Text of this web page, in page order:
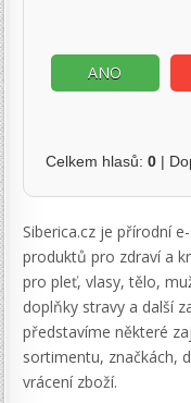
ANO
Celkem hlasů:0 |
Siberica.cz je přírodní
produktů pro zdraví a
pro pleť, vlasy, tělo,
doplňky stravy a další
představíme některé
sortimentu, značkách,
vrácení zboží.